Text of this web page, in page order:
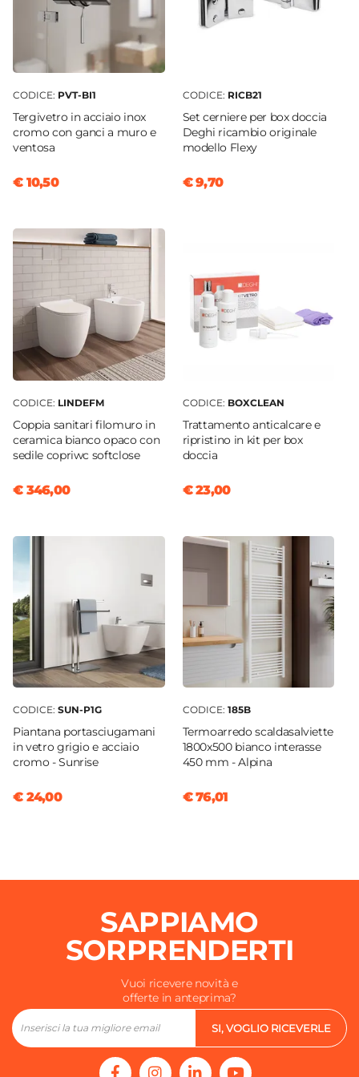
CODICE: PVT-BI1
Tergivetro in acciaio inox
cromo con ganci a muro e
ventosa
€ 10,50
CODICE: RICB21
Set cerniere per box doccia
Deghi ricambio originale
modello Flexy
€ 9,70
CODICE: LINDEFM
Coppia sanitari filomuro in
ceramica bianco opaco con
sedile copriwc softclose
€ 346,00
CODICE: BOXCLEAN
Trattamento anticalcare e
ripristino in kit per box
doccia
€ 23,00
CODICE: SUN-P1G
Piantana portasciugamani
in vetro grigio e acciaio
cromo - Sunrise
€ 24,00
CODICE: 185B
Termoarredo scaldasalviette
1800x500 bianco interasse
450 mm - Alpina
€ 76,01
SAPPIAMO
SORPRENDERTI
Vuoi ricevere novità e
offerte in anteprima?
SI, VOGLIO RICEVERLE